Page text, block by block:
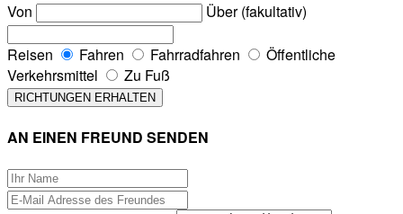
Von
Über (fakultativ)
Reisen Fahren Fahrradfahren
Öffentliche
Verkehrsmittel
Zu Fuß
AN EINEN FREUND SENDEN